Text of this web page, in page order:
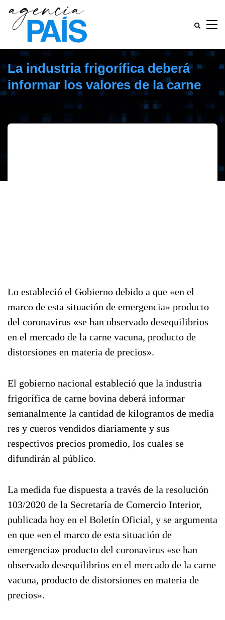
La industria frigorífica deberá
informar los valores de la carne
Lo estableció el Gobierno debido a que «en el
marco de esta situación de emergencia» producto
del coronavirus «se han observado desequilibrios
en el mercado de la carne vacuna, producto de
distorsiones en materia de precios».
El gobierno nacional estableció que la industria
frigorífica de carne bovina deberá informar
semanalmente la cantidad de kilogramos de media
res y cueros vendidos diariamente y sus
respectivos precios promedio, los cuales se
difundirán al público.
La medida fue dispuesta a través de la resolución
103/2020 de la Secretaría de Comercio Interior,
publicada hoy en el Boletín Oficial, y se argumenta
en que «en el marco de esta situación de
emergencia» producto del coronavirus «se han
observado desequilibrios en el mercado de la carne
vacuna, producto de distorsiones en materia de
precios».